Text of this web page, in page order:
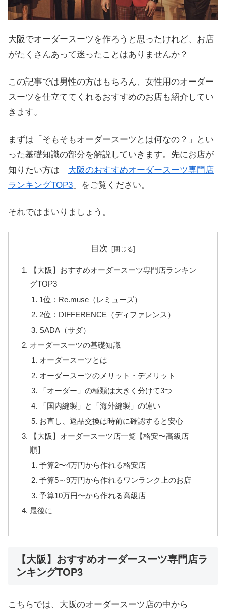
大阪でオーダースーツを作ろうと思ったけれど、お店
がたくさんあって迷ったことはありませんか？
この記事では男性の方はもちろん、女性用のオーダー
スーツを仕立ててくれるおすすめのお店も紹介してい
きます。
まずは「そもそもオーダースーツとは何なの？」とい
った基礎知識の部分を解説していきます。先にお店が
知りたい方は「 大阪のおすすめオーダースーツ専門店
ランキングTOP3 」をご覧ください。
それではまいりましょう。
目次
【大阪】おすすめオーダースーツ専門店ランキン
グTOP3
1位：Re.muse（レミューズ）
2位：DIFFERENCE（ディファレンス）
SADA（サダ）
オーダースーツの基礎知識
オーダースーツとは
オーダースーツのメリット・デメリット
「オーダー」の種類は大きく分けて3つ
「国内縫製」と「海外縫製」の違い
お直し、返品交換は時前に確認すると安心
【大阪】オーダースーツ店一覧【格安〜高級店
順】
予算2〜4万円から作れる格安店
予算5～9万円から作れるワンランク上のお店
予算10万円〜から作れる高級店
最後に
【大阪】おすすめオーダースーツ専門店ラ
ンキングTOP3
こちらでは、大阪のオーダースーツ店の中から